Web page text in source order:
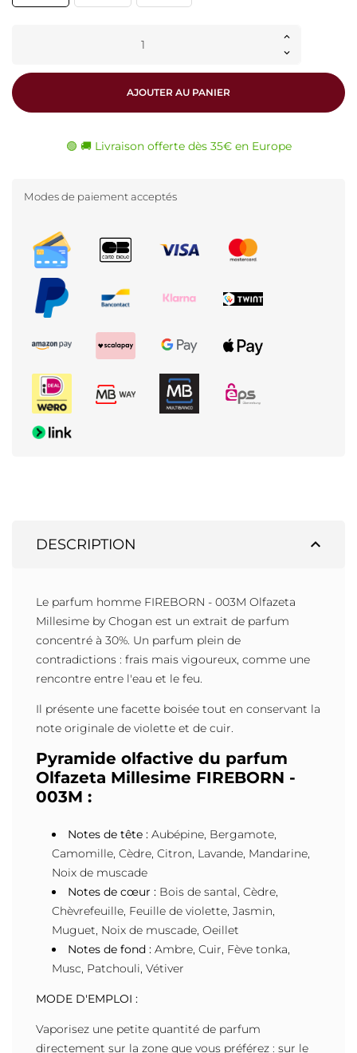
AJOUTER AU PANIER
🟢 🚚 Livraison offerte dès 35€ en Europe
Modes de paiement acceptés
expand_less
DESCRIPTION
Le parfum homme FIREBORN - 003M Olfazeta
Millesime by Chogan est un extrait de parfum
concentré à 30%. Un parfum plein de
contradictions : frais mais vigoureux, comme une
rencontre entre l'eau et le feu.
Il présente une facette boisée tout en conservant la
note originale de violette et de cuir.
Pyramide olfactive du parfum
Olfazeta Millesime FIREBORN -
003M :
Notes de tête : Aubépine, Bergamote,
Camomille, Cèdre, Citron, Lavande, Mandarine,
Noix de muscade
Notes de cœur : Bois de santal, Cèdre,
Chèvrefeuille, Feuille de violette, Jasmin,
Muguet, Noix de muscade, Oeillet
Notes de fond : Ambre, Cuir, Fève tonka,
Musc, Patchouli, Vétiver
MODE D'EMPLOI :
Vaporisez une petite quantité de parfum
directement sur la zone que vous préférez : sur le